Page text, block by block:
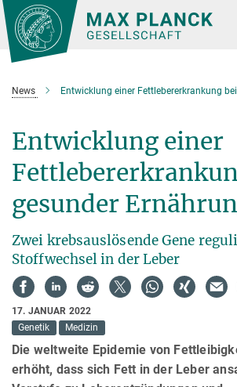
Hauptinhalt
News Entwicklung einer Fettlebererkrankung
Entwicklung einer
gesunder
Zwei krebsauslösende Gene
Stoffwechsel in der Leber
17. JANUAR 2022
Genetik
Medizin
Die weltweite Epidemie von
erhöht, dass sich Fett in der Leber